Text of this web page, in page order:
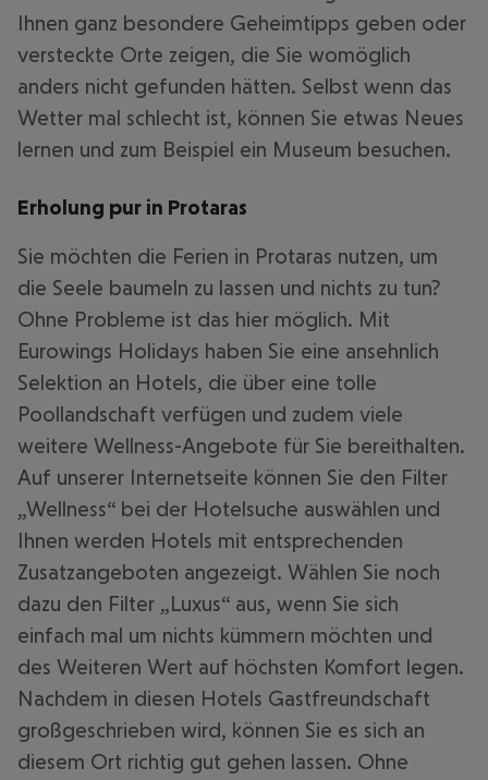
Ihnen ganz besondere Geheimtipps geben oder
versteckte Orte zeigen, die Sie womöglich
anders nicht gefunden hätten. Selbst wenn das
Wetter mal schlecht ist, können Sie etwas Neues
lernen und zum Beispiel ein Museum besuchen.
Erholung pur in Protaras
Sie möchten die Ferien in Protaras nutzen, um
die Seele baumeln zu lassen und nichts zu tun?
Ohne Probleme ist das hier möglich. Mit
Eurowings Holidays haben Sie eine ansehnlich
Selektion an Hotels, die über eine tolle
Poollandschaft verfügen und zudem viele
weitere Wellness-Angebote für Sie bereithalten.
Auf unserer Internetseite können Sie den Filter
„Wellness“ bei der Hotelsuche auswählen und
Ihnen werden Hotels mit entsprechenden
Zusatzangeboten angezeigt. Wählen Sie noch
dazu den Filter „Luxus“ aus, wenn Sie sich
einfach mal um nichts kümmern möchten und
des Weiteren Wert auf höchsten Komfort legen.
Nachdem in diesen Hotels Gastfreundschaft
großgeschrieben wird, können Sie es sich an
diesem Ort richtig gut gehen lassen. Ohne